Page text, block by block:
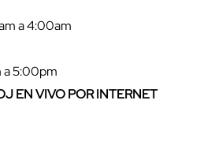
a 4:00am
a 5:00pm
EN VIVO POR INTERNET